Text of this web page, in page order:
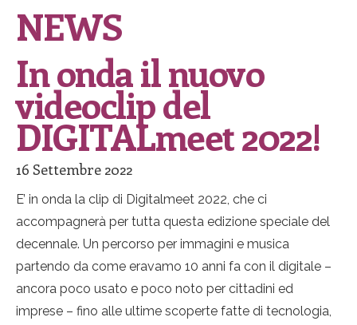
NEWS
In onda il nuovo
videoclip del
DIGITALmeet 2022!
16 Settembre 2022
E’ in onda la clip di Digitalmeet 2022, che ci
accompagnerà per tutta questa edizione speciale del
decennale. Un percorso per immagini e musica
partendo da come eravamo 10 anni fa con il digitale –
ancora poco usato e poco noto per cittadini ed
imprese – fino alle ultime scoperte fatte di tecnologia,